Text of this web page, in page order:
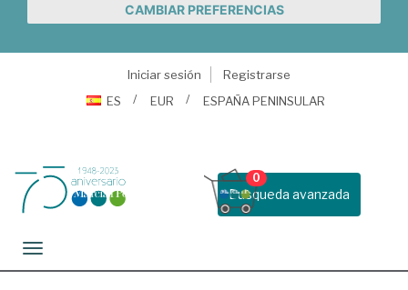
CAMBIAR PREFERENCIAS
Iniciar sesión
Registrarse
ES
EUR ESPAÑA PENINSULAR
Busqueda avanzada
0
Toggle navigation